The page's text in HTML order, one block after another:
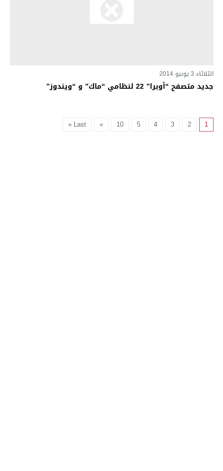
الثلاثاء 3 يونيو 2014
جديد متصفح “أوبرا” 22 لنظامي “ماك” و “ويندوز”
1
2
3
4
5
10
»
Last »